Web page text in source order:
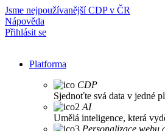
Jsme nejpoužívanější CDP v ČR
Nápověda
Přihlásit se
Platforma
CDP
Sjednoťte svá data v jedné
AI
Umělá inteligence, která
Personalizace webu